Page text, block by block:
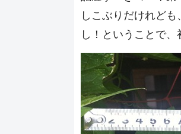
しこぶりだけれど
し！ということで、